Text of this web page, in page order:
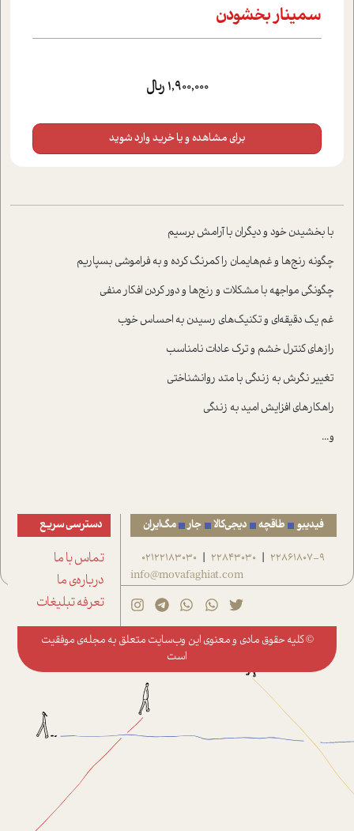
سمينار بخشودن
1,900,000 ریال
برای مشاهده و یا خرید وارد شوید
با بخشيدن خود و ديگران با آرامش برسيم
چگونه رنج‌ها و غم‌هايمان را کمرنگ کرده و به فراموشي بسپاريم
چگونگي مواجهه با مشکلات و رنج‌ها و دور کردن افکار منفي
غم يک دقيقه‌اي و تکنيک‌هاي رسيدن به احساس خوب
رازهاي کنترل خشم و ترک عادات نامناسب
تغيير نگرش به زندگي با متد روانشناختي
راهکارهاي افزايش اميد به زندگي
و...
فیدیبو طاقچه دیجی‌کالا جار مگ‌ایران
22861807-9
|
22843030
|
02122183030
info@movafaghiat.com
دسترسی سریع
تماس با ما
درباره‌ی ما
تعرفه تبلیغات
© کلیه حقوق مادی و معنوی این وب‌سایت متعلق به مجله‌ی موفقیت
است